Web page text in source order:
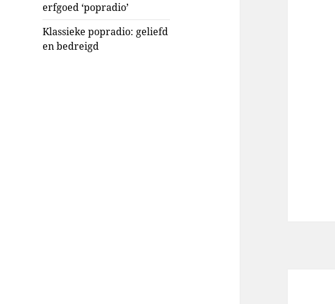
erfgoed ‘popradio’
Klassieke popradio: geliefd
en bedreigd